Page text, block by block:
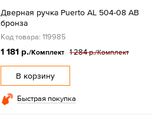
Дверная ручка Puerto AL 504-08 AB
бронза
Код товара: 119985
1 181 р./Комплект 1 284 р./Комплект
В корзину
Быстрая покупка